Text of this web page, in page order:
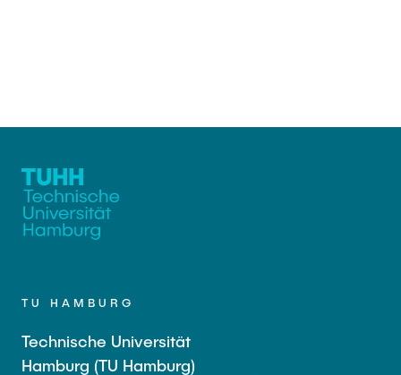
TU HAMBURG
Technische Universität
Hamburg (TU Hamburg)